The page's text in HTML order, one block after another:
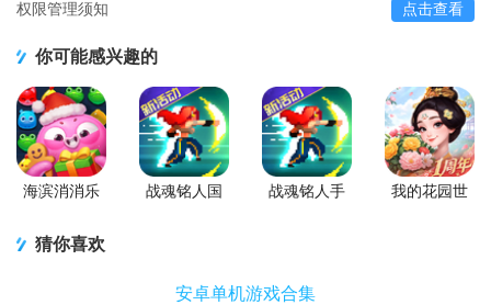
权限管理须知 点击查看
你可能感兴趣的
海滨消消乐
战魂铭人国
战魂铭人手
我的花园世
猜你喜欢
安卓单机游戏合集